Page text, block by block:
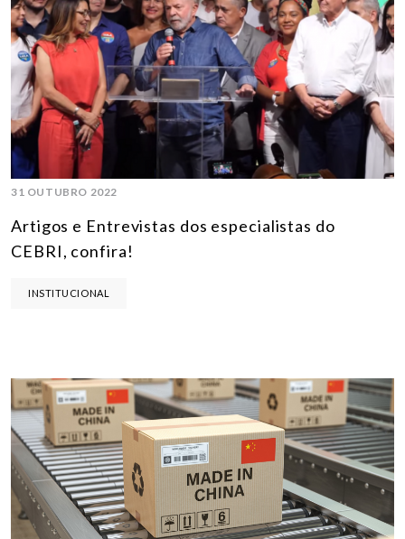
31 OUTUBRO 2022
Artigos e Entrevistas dos especialistas do
CEBRI, confira!
INSTITUCIONAL